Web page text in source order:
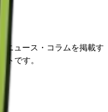
ニュース・コラムを掲載す
トです。